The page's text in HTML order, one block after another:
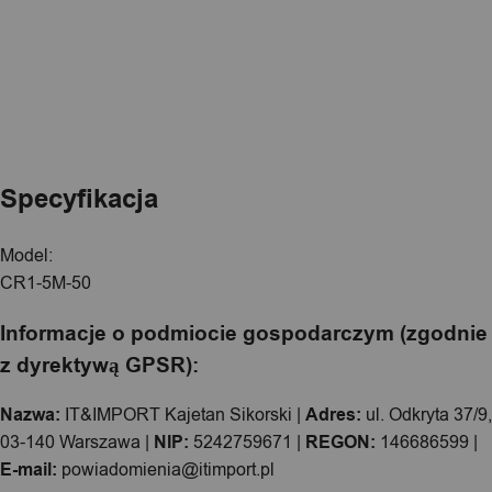
Specyfikacja
Model:
CR1-5M-50
Informacje o podmiocie gospodarczym (zgodnie
z dyrektywą GPSR):
Nazwa: IT&IMPORT Kajetan Sikorski | Adres: ul. Odkryta 37/9,
03-140 Warszawa | NIP: 5242759671 | REGON: 146686599 |
E-mail: powiadomienia@itimport.pl